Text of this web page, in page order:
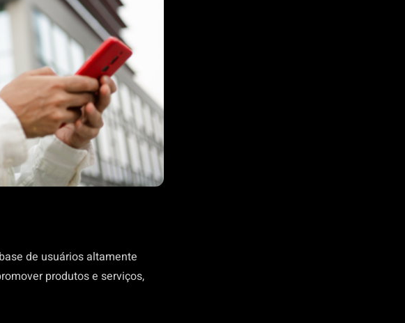
de usuários altamente
produtos e serviços,